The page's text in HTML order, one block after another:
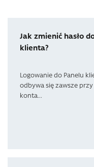
Jak zmienić hasło
klienta?
Logowanie do Panelu
odbywa się zawsze
konta...